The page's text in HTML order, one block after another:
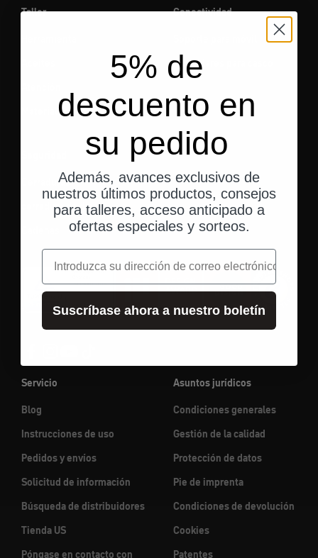
Taller
Materiales
Conectividad
Auriculares para casco
Cerraduras
cerradura de disco
Servicio
Blog
Instrucciones de uso
Pedidos y envíos
Solicitud de información
Búsqueda de distribuidores
Tienda US
Póngase en contacto con
Asuntos jurídicos
Condiciones generales
Gestión de la calidad
Protección de datos
Pie de imprenta
Condiciones de devolución
Cookies
Patentes
5% de
descuento en
su pedido
Además, avances exclusivos de
nuestros últimos productos, consejos
para talleres, acceso anticipado a
ofertas especiales y sorteos.
correo electrónico
Suscríbase ahora a nuestro boletín